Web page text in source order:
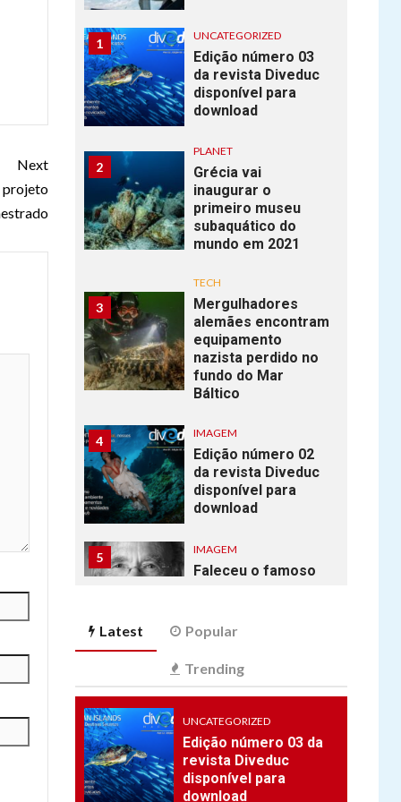
Next
projeto
1 UNCATEGORIZED
Edição número 03
da revista Diveduc
disponível para
download
2
PLANET
Grécia vai
inaugurar o
primeiro museu
subaquático do
mundo em 2021
3
TECH
Mergulhadores
alemães encontram
equipamento
nazista perdido no
fundo do Mar
Báltico
4 IMAGEM
Edição número 02
da revista Diveduc
disponível para
download
5 IMAGEM
Faleceu o famoso
Brooks.
FREE DIVE
Eslovena Alenka
recorde mundial de
mergulho livre
7 PLANET
Latest Popular
Trending
UNCATEGORIZED
Edição número 03 da
revista Diveduc
disponível para
download